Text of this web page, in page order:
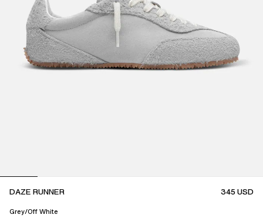
DAZE RUNNER 345USD
Grey/Off White